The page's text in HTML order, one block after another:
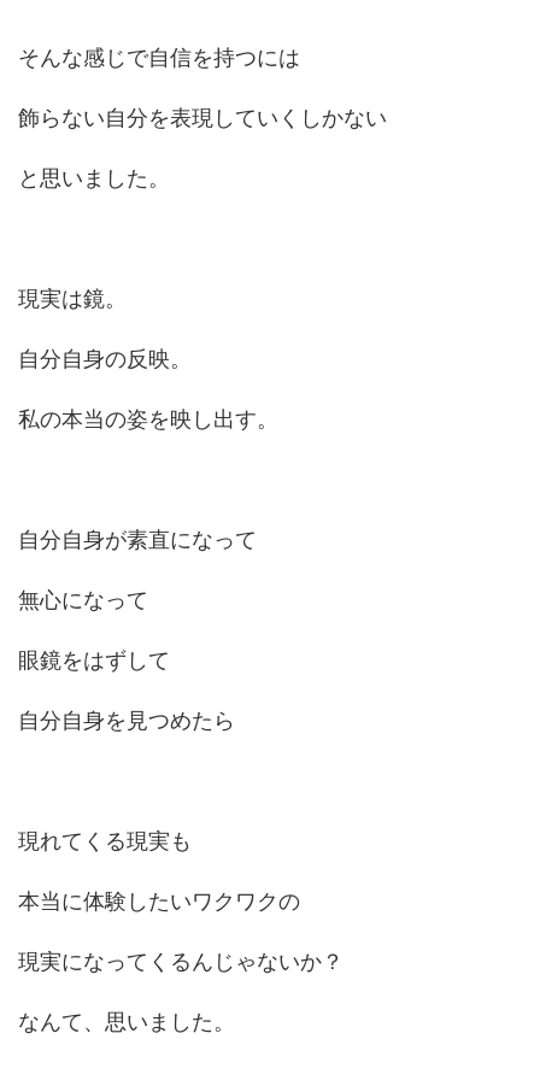
そんな感じで自信を持つには
飾らない自分を表現していくしかない
と思いました。
現実は鏡。
自分自身の反映。
私の本当の姿を映し出す。
自分自身が素直になって
無心になって
眼鏡をはずして
自分自身を見つめたら
現れてくる現実も
本当に体験したいワクワクの
現実になってくるんじゃないか？
なんて、思いました。